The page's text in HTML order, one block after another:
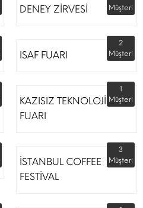
DENEY ZİRVESİ
Müşteri
ISAF FUARI
2
Müşteri
KAZISIZ TEKNOLOJİLER
FUARI
1
Müşteri
İSTANBUL COFFEE
FESTİVAL
3
Müşteri